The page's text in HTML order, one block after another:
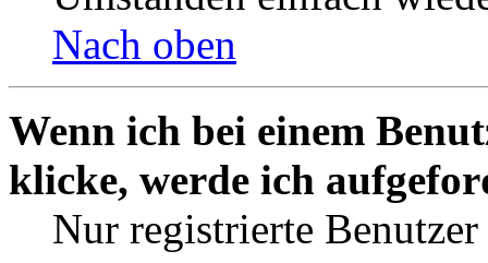
Nach oben
Wenn ich bei einem
klicke, werde ich
Nur registrierte